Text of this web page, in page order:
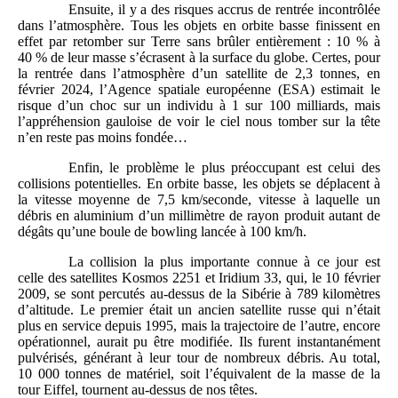
Ensuite, il y a des risques accrus de rentrée incontrôlée
dans l’atmosphère. Tous les objets en orbite basse finissent en
effet par retomber sur Terre sans brûler entièrement : 10 % à
40 % de leur masse s’écrasent à la surface du globe. Certes, pour
la rentrée dans l’atmosphère d’un satellite de 2,3 tonnes, en
février 2024, l’Agence spatiale européenne (ESA) estimait le
risque d’un choc sur un individu à 1 sur 100 milliards, mais
l’appréhension gauloise de voir le ciel nous tomber sur la tête
n’en reste pas moins fondée…
Enfin, le problème le plus préoccupant est celui des
collisions potentielles. En orbite basse, les objets se déplacent à
la vitesse moyenne de 7,5 km/seconde, vitesse à laquelle un
débris en aluminium d’un millimètre de rayon produit autant de
dégâts qu’une boule de bowling lancée à 100 km/h.
La collision la plus importante connue à ce jour est
celle des satellites Kosmos 2251 et Iridium 33, qui, le 10 février
2009, se sont percutés au-dessus de la Sibérie à 789 kilomètres
d’altitude. Le premier était un ancien satellite russe qui n’était
plus en service depuis 1995, mais la trajectoire de l’autre, encore
opérationnel, aurait pu être modifiée. Ils furent instantanément
pulvérisés, générant à leur tour de nombreux débris. Au total,
10 000 tonnes de matériel, soit l’équivalent de la masse de la
tour Eiffel, tournent au-dessus de nos têtes.